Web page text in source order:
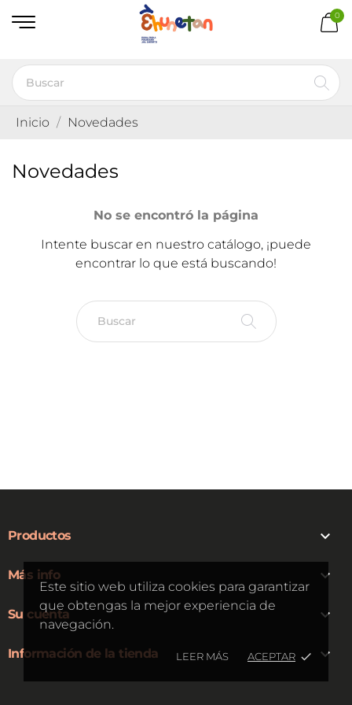
Este sitio web utiliza cookies para garantizar
que obtengas la mejor experiencia de
navegación.
LEER MÁS ACEPTAR done
0
Inicio Novedades
Novedades
No se encontró la página
Intente buscar en nuestro catálogo, ¡puede
encontrar lo que está buscando!
Productos 
Más info 
Su cuenta 
Información de la tienda 